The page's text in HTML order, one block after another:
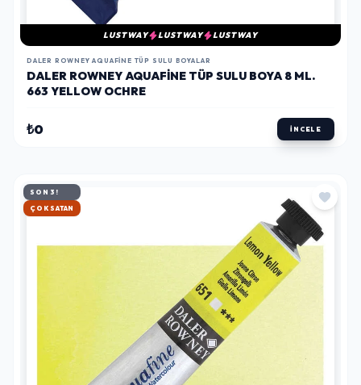
LUSTWAY LUSTWAY LUSTWAY
DALER ROWNEY AQUAFINE TÜP SULU BOYALAR
DALER ROWNEY AQUAFINE TÜP SULU BOYA 8 ML.
663 YELLOW OCHRE
₺0 İNCELE
SON 3!
HIZLI KARGO